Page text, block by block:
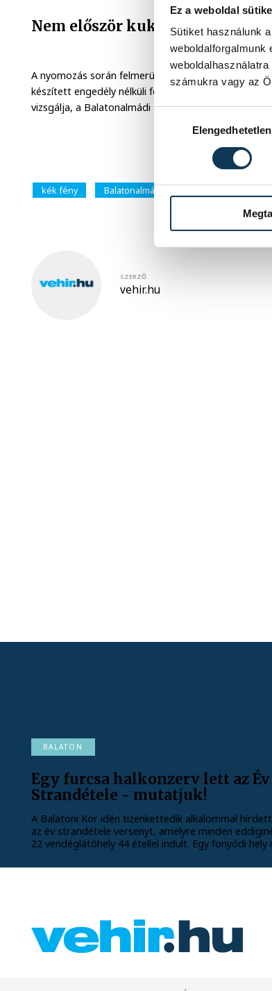
Ez a weboldal
Sütiket használunk
weboldalforgalmunk
számukra vagy az
Elengedhetetlen
Nem először kukkolt
A nyomozás során felmerült annak a lehetősége is,
készített engedély nélküli felvételt, hanem több nő
vizsgálja, a Balatonalmádi Rendőrkapitányság
kék fény Balatonalmádi
SZERZŐ
vehir.hu
BALATON
Egy furcsa halkonzerv lett az Év
Strandétele - mutatjuk!
A Balatoni Kör idén tizenkettedik alkalommal
az év strandétele versenyt, amelyre minden
22 vendéglátóhely 44 étellel indult. Egy fonyódi hely